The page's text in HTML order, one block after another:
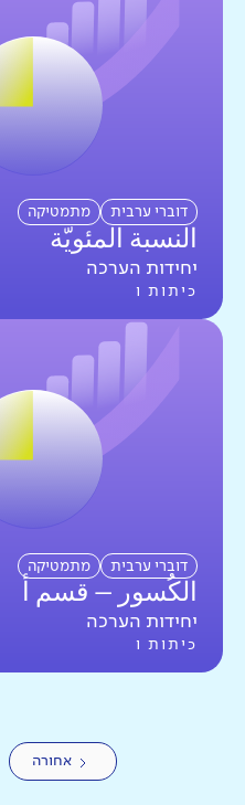
דוברי ערבית מתמטיקה
النسبة المئويّة
יחידות הערכה
כיתות ו
דוברי ערבית מתמטיקה
الكُسور – قسم أ
יחידות הערכה
כיתות ו
אחורה